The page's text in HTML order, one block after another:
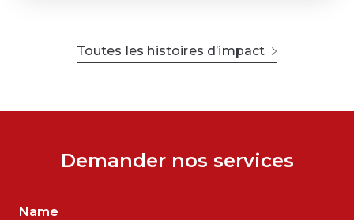
Toutes les histoires d’impact
Demander nos services
Name